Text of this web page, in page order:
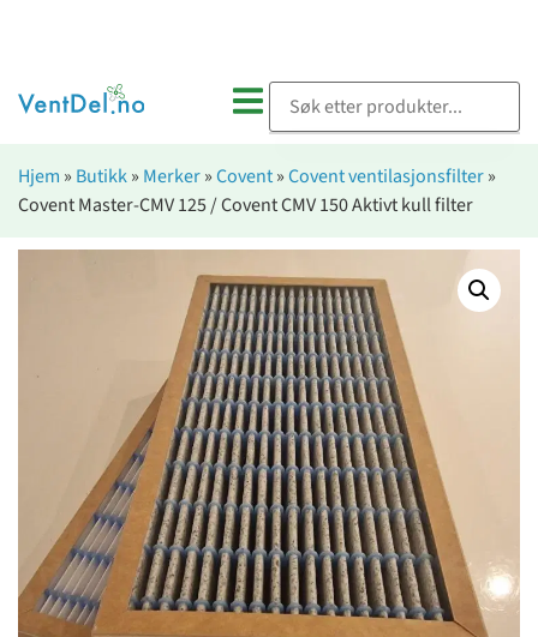
Hjem » Butikk» Merker»Covent»Covent ventilasjonsfilter»
Covent Master-CMV 125 / Covent CMV 150 Aktivt kull filter